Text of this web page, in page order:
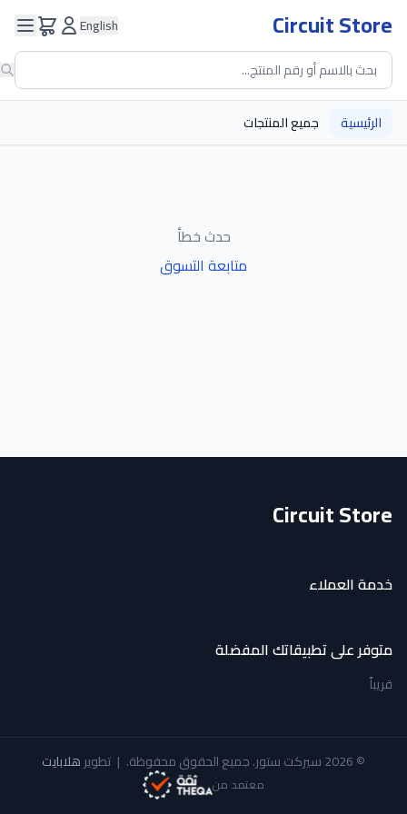
Circuit Store
English
الرئيسية جميع المنتجات
حدث خطأ
متابعة التسوق
Circuit Store
خدمة العملاء
متوفر على تطبيقاتك المفضلة
قريباً
© 2026 سيركت ستور. جميع الحقوق محفوظة. | تطويرهلابايت
معتمد من